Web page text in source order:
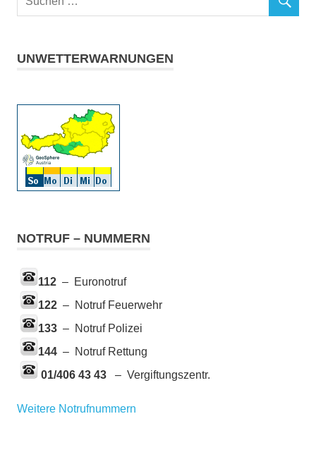
UNWETTERWARNUNGEN
NOTRUF – NUMMERN
112 – Euronotruf
122 – Notruf Feuerwehr
133 – Notruf Polizei
144 – Notruf Rettung
01/406 43 43
– Vergiftungszentr.
Weitere Notrufnummern